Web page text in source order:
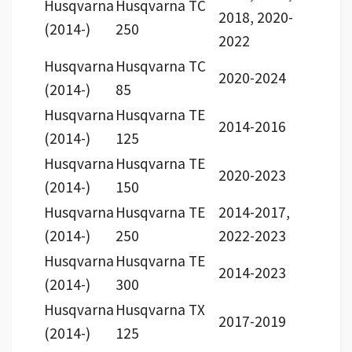
Husqvarna
(2014-)
Husqvarna TC
250
2018, 2020-
2022
Husqvarna
(2014-)
Husqvarna TC
85
2020-2024
Husqvarna
(2014-)
Husqvarna TE
125
2014-2016
Husqvarna
(2014-)
Husqvarna TE
150
2020-2023
Husqvarna
(2014-)
Husqvarna TE
250
2014-2017,
2022-2023
Husqvarna
(2014-)
Husqvarna TE
300
2014-2023
Husqvarna
(2014-)
Husqvarna TX
125
2017-2019